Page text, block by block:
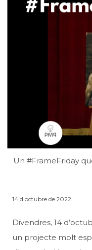
Un #FrameFriday
14 d'octubre de 2022
Divendres, 14
un projecte molt